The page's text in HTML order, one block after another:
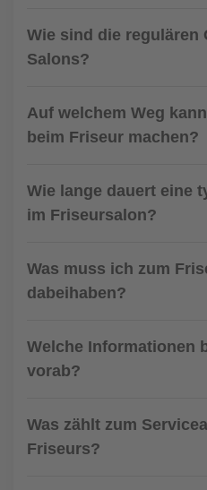
Wie sind die regulären
Salons?
Auf welchem Weg
beim Friseur machen?
Wie lange dauert eine
im Friseursalon?
Was muss ich zum
dabeihaben?
Welche Informationen
vorab?
Was zählt zum
Friseurs?